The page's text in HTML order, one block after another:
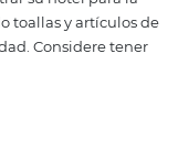
a menudo deben